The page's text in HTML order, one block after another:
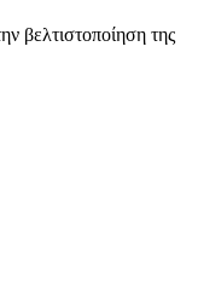
βελτιστοποίηση της